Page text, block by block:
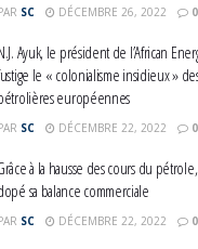
SC DÉCEMBRE 26, 2022 0
Ayuk, le président de l’African
le « colonialisme insidieux »
européennes
SC DÉCEMBRE 22, 2022 0
à la hausse des cours du
sa balance commerciale
SC DÉCEMBRE 22, 2022 0